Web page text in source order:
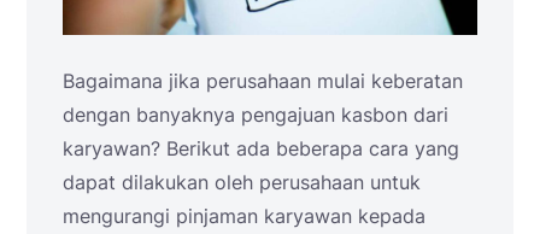
Bagaimana jika perusahaan mulai keberatan
dengan banyaknya pengajuan kasbon dari
karyawan? Berikut ada beberapa cara yang
dapat dilakukan oleh perusahaan untuk
mengurangi pinjaman karyawan kepada